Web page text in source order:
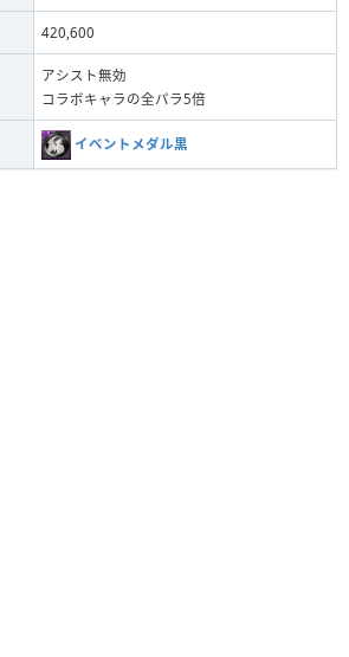
420,600
アシスト無効
コラボキャラの全パラ5倍
イベントメダル黒